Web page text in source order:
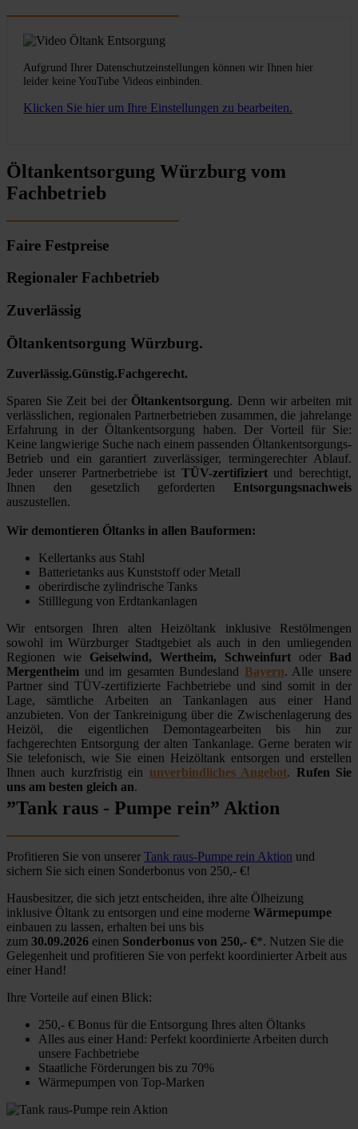
Aufgrund Ihrer Datenschutzeinstellungen können wir Ihnen hier
leider keine YouTube Videos einbinden.
Klicken Sie hier um Ihre Einstellungen zu bearbeiten.
Öltankentsorgung Würzburg vom
Fachbetrieb
Faire Festpreise
Regionaler Fachbetrieb
Zuverlässig
Öltankentsorgung Würzburg.
Zuverlässig.Günstig.Fachgerecht.
Sparen Sie Zeit bei der Öltankentsorgung. Denn wir arbeiten mit
verlässlichen, regionalen Partnerbetrieben zusammen, die jahrelange
Erfahrung in der Öltankentsorgung haben. Der Vorteil für Sie:
Keine langwierige Suche nach einem passenden Öltankentsorgungs-
Betrieb und ein garantiert zuverlässiger, termingerechter Ablauf.
Jeder unserer Partnerbetriebe ist TÜV-zertifiziertund berechtigt,
Ihnen den gesetzlich geforderten Entsorgungsnachweis
auszustellen.
Wir demontieren Öltanks in allen Bauformen:
Kellertanks aus Stahl
Batterietanks aus Kunststoff oder Metall
oberirdische zylindrische Tanks
Stilllegung von Erdtankanlagen
Wir entsorgen Ihren alten Heizöltank inklusive Restölmengen
sowohl im Würzburger Stadtgebiet als auch in den umliegenden
Regionen wie Geiselwind, Wertheim, Schweinfurt oder Bad
Mergentheim und im gesamten Bundesland Bayern. Alle unsere
Partner sind TÜV-zertifizierte Fachbetriebe und sind somit in der
Lage, sämtliche Arbeiten an Tankanlagen aus einer Hand
anzubieten. Von der Tankreinigung über die Zwischenlagerung des
Heizöl, die eigentlichen Demontagearbeiten bis hin zur
fachgerechten Entsorgung der alten Tankanlage. Gerne beraten wir
Sie telefonisch, wie Sie einen Heizöltank entsorgen und erstellen
Ihnen auch kurzfristig ein unverbindliches Angebot. Rufen Sie
uns am besten gleich an.
”Tank raus - Pumpe rein” Aktion
Profitieren Sie von unserer Tank raus-Pumpe rein Aktion und
sichern Sie sich einen Sonderbonus von 250,- €!
Hausbesitzer, die sich jetzt entscheiden, ihre alte Ölheizung
inklusive Öltank zu entsorgen und eine moderne Wärmepumpe
einbauen zu lassen, erhalten bei uns bis
zum 30.09.2026 einen Sonderbonus von 250,- €*. Nutzen Sie die
Gelegenheit und profitieren Sie von perfekt koordinierter Arbeit aus
einer Hand!
Ihre Vorteile auf einen Blick:
250,- € Bonus für die Entsorgung Ihres alten Öltanks
Alles aus einer Hand: Perfekt koordinierte Arbeiten durch
unsere Fachbetriebe
Staatliche Förderungen bis zu 70%
Wärmepumpen von Top-Marken